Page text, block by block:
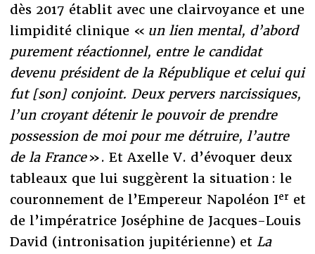
dès 2017 établit avec une clairvoyance et une
limpidité clinique « un lien mental, d’abord
purement réactionnel, entre le candidat
devenu président de la République et celui qui
fut [son] conjoint. Deux pervers narcissiques,
l’un croyant détenir le pouvoir de prendre
possession de moi pour me détruire, l’autre
de la France». Et Axelle V. d’évoquer deux
tableaux que lui suggèrent la situation : le
couronnement de l’Empereur Napoléon Ier et
de l’impératrice Joséphine de Jacques-Louis
David (intronisation jupitérienne) et La